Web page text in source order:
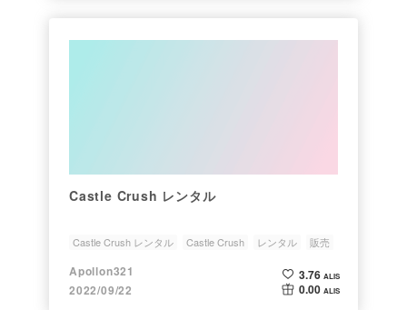
Castle Crush レンタル
Castle Crush レンタル Castle Crush レンタル
販売
NFT
Apollon321
2022/09/22
3.76 ALIS
0.00 ALIS